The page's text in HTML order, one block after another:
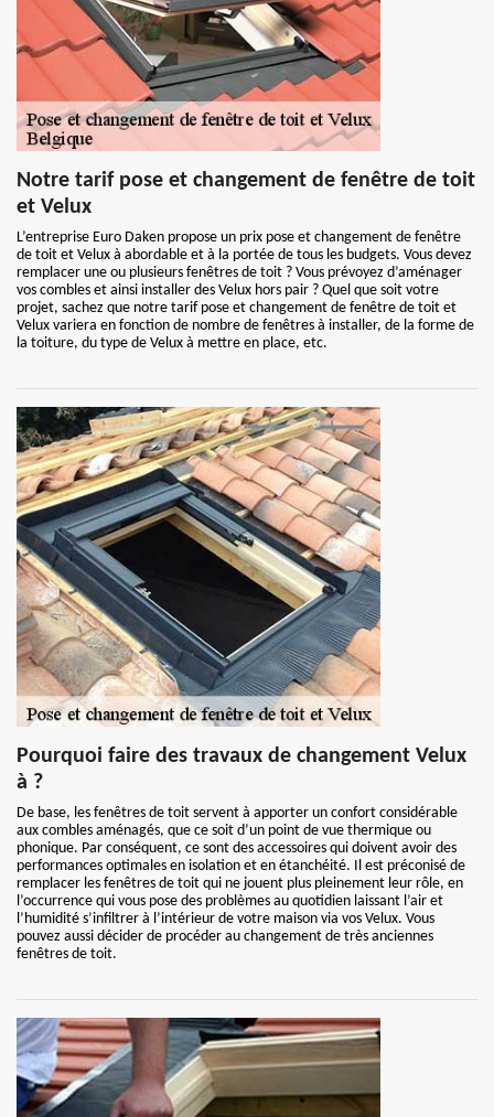
Notre tarif pose et changement de fenêtre de toit
et Velux
L’entreprise Euro Daken propose un prix pose et changement de fenêtre
de toit et Velux à abordable et à la portée de tous les budgets. Vous devez
remplacer une ou plusieurs fenêtres de toit ? Vous prévoyez d’aménager
vos combles et ainsi installer des Velux hors pair ? Quel que soit votre
projet, sachez que notre tarif pose et changement de fenêtre de toit et
Velux variera en fonction de nombre de fenêtres à installer, de la forme de
la toiture, du type de Velux à mettre en place, etc.
Pourquoi faire des travaux de changement Velux
à ?
De base, les fenêtres de toit servent à apporter un confort considérable
aux combles aménagés, que ce soit d’un point de vue thermique ou
phonique. Par conséquent, ce sont des accessoires qui doivent avoir des
performances optimales en isolation et en étanchéité. Il est préconisé de
remplacer les fenêtres de toit qui ne jouent plus pleinement leur rôle, en
l’occurrence qui vous pose des problèmes au quotidien laissant l’air et
l’humidité s’infiltrer à l’intérieur de votre maison via vos Velux. Vous
pouvez aussi décider de procéder au changement de très anciennes
fenêtres de toit.